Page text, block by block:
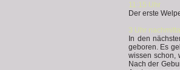
11:15 Uhr
Der erste
3 Uhr
In den
geboren. Es
wissen schon,
Nach der